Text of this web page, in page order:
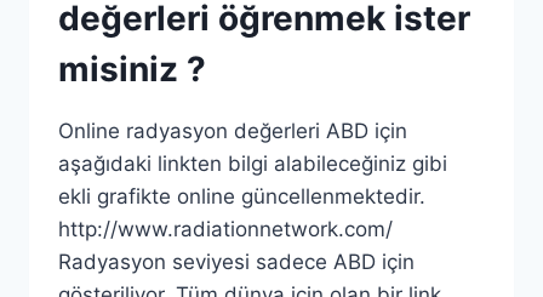
değerleri öğrenmek ister
misiniz ?
Online radyasyon değerleri ABD için
aşağıdaki linkten bilgi alabileceğiniz gibi
ekli grafikte online güncellenmektedir.
http://www.radiationnetwork.com/
Radyasyon seviyesi sadece ABD için